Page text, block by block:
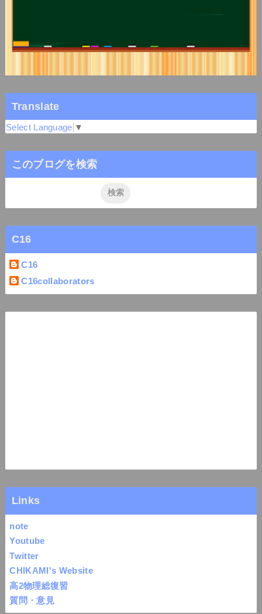
Translate
Select Language ▼
このブログを検索
C16
C16
C16collaborators
Links
note
Youtube
Twitter
CHIKAMI's Website
高2物理総復習
質問・意見